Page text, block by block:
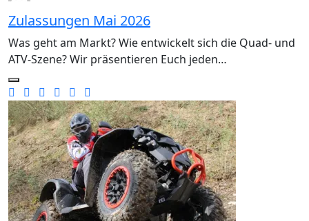
Zulassungen Mai 2026
Was geht am Markt? Wie entwickelt sich die Quad- und
ATV-Szene? Wir präsentieren Euch jeden…